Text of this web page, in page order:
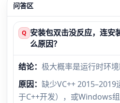
问答区
Q 安装包双击没反应，连安
么原因？
结论： 极大概率是运行时环
原因： 缺少VC++
于C++开发），或Windows